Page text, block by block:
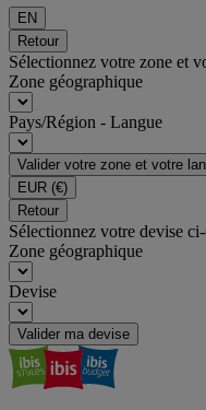
EN
Retour
Sélectionnez votre zone et
Zone géographique
Pays/Région - Langue
Valider votre zone et votre
EUR (€)
Retour
Sélectionnez votre devise
Zone géographique
Devise
Valider ma devise